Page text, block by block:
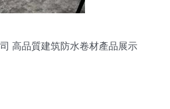
高品質建筑防水卷材產品展示